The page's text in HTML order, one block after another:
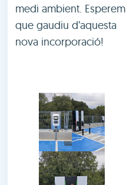
medi ambient. Esperem
que gaudiu d’aquesta
nova incorporació!